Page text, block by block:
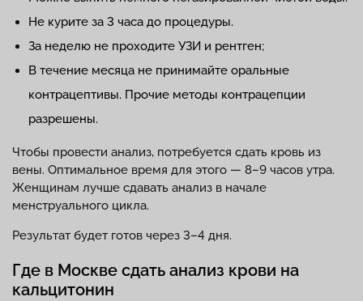
Не курите за 3 часа до процедуры.
За неделю не проходите УЗИ и рентген;
В течение месяца не принимайте оральные
контрацептивы. Прочие методы контрацепции
разрешены.
Чтобы провести анализ, потребуется сдать кровь из
вены. Оптимальное время для этого — 8–9 часов утра.
Женщинам лучше сдавать анализ в начале
менструального цикла.
Результат будет готов через 3–4 дня.
Где в Москве сдать анализ крови на
кальцитонин